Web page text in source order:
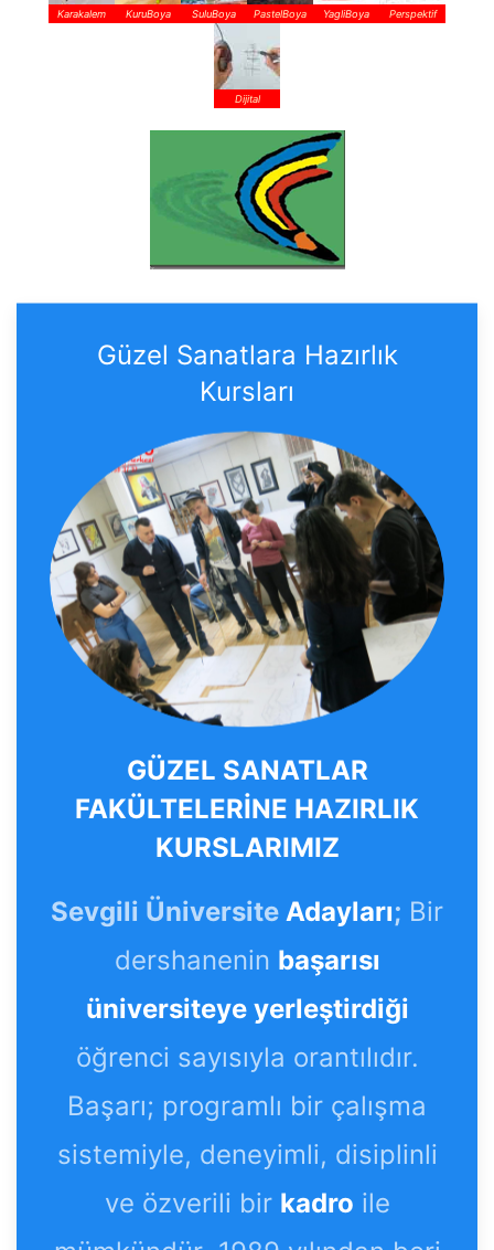
Karakalem KuruBoya SuluBoya PastelBoya YagliBoya Perspektif
Dijital
Güzel Sanatlara Hazırlık
Kursları
GÜZEL SANATLAR
FAKÜLTELERİNE HAZIRLIK
KURSLARIMIZ
Sevgili Üniversite Adayları; Bir
dershanenin başarısı
üniversiteye yerleştirdiği
öğrenci sayısıyla orantılıdır.
Başarı; programlı bir çalışma
sistemiyle, deneyimli, disiplinli
ve özverili bir kadro ile